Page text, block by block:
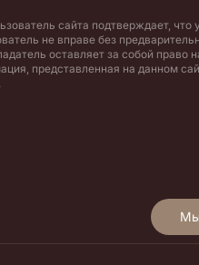
сайта подтверждает, что
не вправе без
оставляет за собой
представленная на данном
Мы